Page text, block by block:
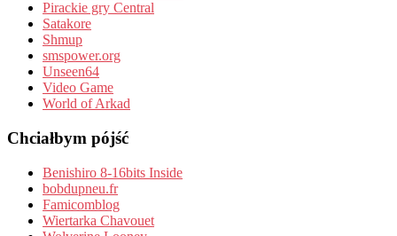
Pirackie gry Central
Satakore
Shmup
smspower.org
Unseen64
Video Game
World of Arkad
Chciałbym pójść
Benishiro 8-16bits Inside
bobdupneu.fr
Famicomblog
Wiertarka Chavouet